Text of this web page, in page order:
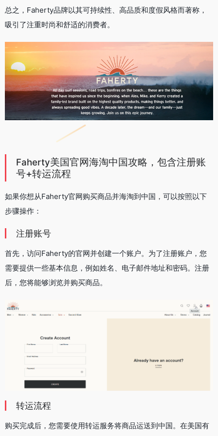
总之，Faherty品牌以其可持续性、高品质和度假风格而著称，
吸引了注重时尚和舒适的消费者。
Faherty美国官网海淘中国攻略，包含注册账
号+转运流程
如果你想从Faherty官网购买商品并海淘到中国，可以按照以下
步骤操作：
注册账号
首先，访问Faherty的官网并创建一个账户。为了注册账户，您
需要提供一些基本信息，例如姓名、电子邮件地址和密码。注册
后，您将能够浏览并购买商品。
转运流程
购买完成后，您需要使用转运服务将商品运送到中国。在美国有